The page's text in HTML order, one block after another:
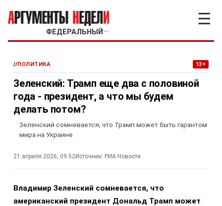
ФЕДЕРАЛЬНЫЙ ﹀
☰
//ПОЛИТИКА 13+
Зеленский: Трамп еще два с половиной
года - президент, а что мы будем
делать потом?
Зеленский сомневается, что Трамп может быть гарантом
мира на Украине
21 апреля 2026, 09:52Источник: РИА Новости
Владимир Зеленский сомневается, что
американский президент Дональд Трамп может